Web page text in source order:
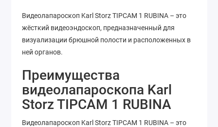
Видеолапароскоп Karl Storz TIPCAM 1 RUBINA – это
жёсткий видеоэндоскоп, предназначенный для
визуализации брюшной полости и расположенных в
ней органов.
Преимущества
видеолапароскопа Karl
Storz TIPCAM 1 RUBINA
Видеолапароскоп Karl Storz TIPCAM 1 RUBINA – это